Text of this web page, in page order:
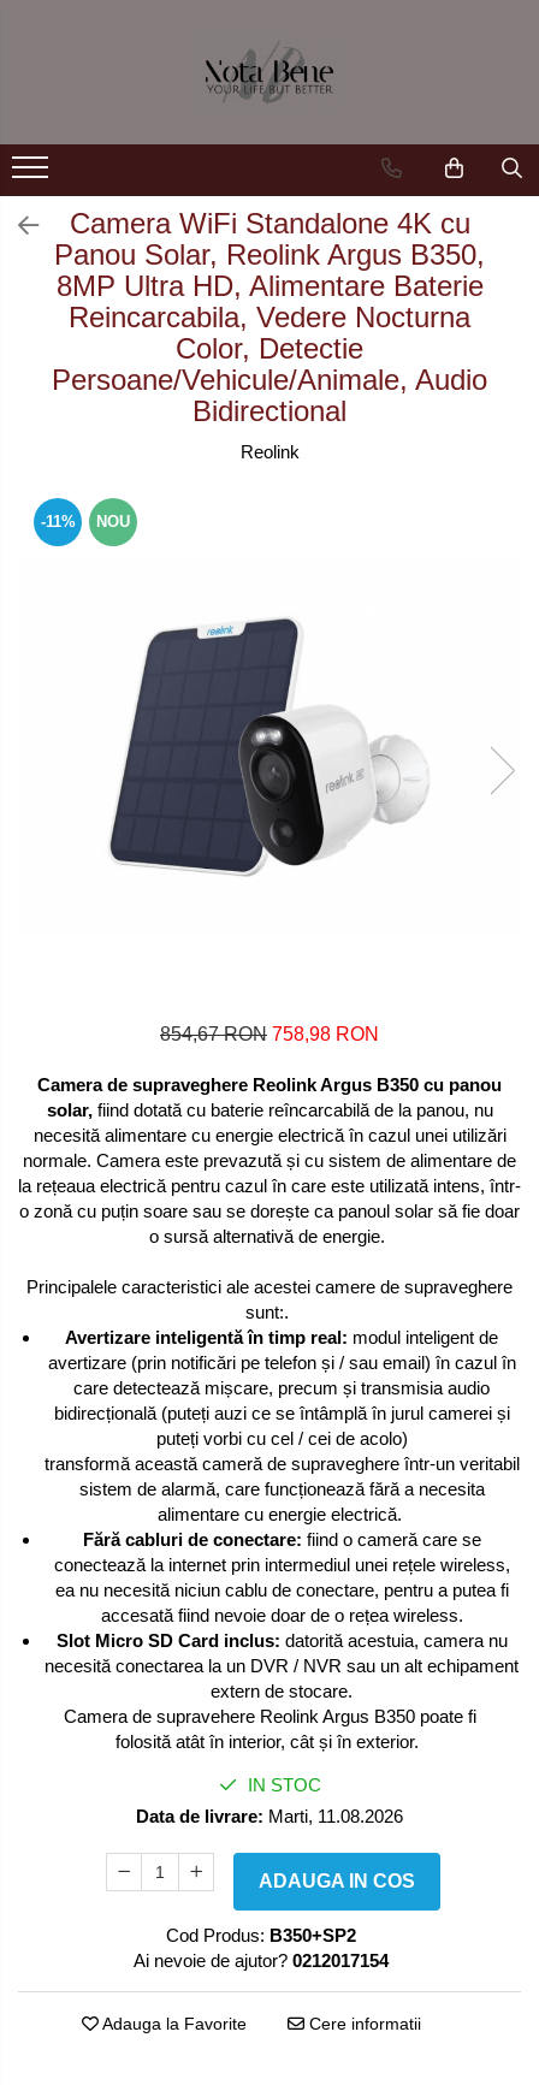
Camera de supraveghere
Conexiune Wi-Fi
Conexiune PoE
Cu baterie
Cu panou solar
Unelte si aparate de masura
Telemetre
Teodolite
Accesorii
Sisteme de control al mașinilor
Camera WiFi Standalone 4K cu
Panou Solar, Reolink Argus B350,
8MP Ultra HD, Alimentare Baterie
Reincarcabila, Vedere Nocturna
Color, Detectie
Persoane/Vehicule/Animale, Audio
Bidirectional
Reolink
-11% NOU
854,67 RON 758,98 RON
Camera de supraveghere Reolink Argus B350 cu panou
solar,fiind dotată cu baterie reîncarcabilă de la panou, nu
necesită alimentare cu energie electrică în cazul unei utilizări
normale. Camera este prevazută și cu sistem de alimentare de
la rețeaua electrică pentru cazul în care este utilizată intens, într-
o zonă cu puțin soare sau se dorește ca panoul solar să fie doar
o sursă alternativă de energie.
Principalele caracteristici ale acestei camere de supraveghere
sunt:.
Avertizare inteligentă în timp real: modul inteligent de
avertizare (prin notificări pe telefon și / sau email) în cazul în
care detectează mișcare, precum și transmisia audio
bidirecțională (puteți auzi ce se întâmplă în jurul camerei și
puteți vorbi cu cel / cei de acolo)
transformă această cameră de supraveghere într-un veritabil
sistem de alarmă, care funcționează fără a necesita
alimentare cu energie electrică.
Fără cabluri de conectare: fiind o cameră care se
conectează la internet prin intermediul unei rețele wireless,
ea nu necesită niciun cablu de conectare, pentru a putea fi
accesată fiind nevoie doar de o rețea wireless.
Slot Micro SD Card inclus: datorită acestuia, camera nu
necesită conectarea la un DVR / NVR sau un alt echipament
extern de stocare.
Camera de supravehere Reolink Argus B350 poate fi
folosită atât în interior, cât și în exterior.
IN STOC
Data de livrare: Marti, 11.08.2026
ADAUGA IN COS
Cod Produs: B350+SP2
Ai nevoie de ajutor? 0212017154
Adauga la Favorite Cere informatii